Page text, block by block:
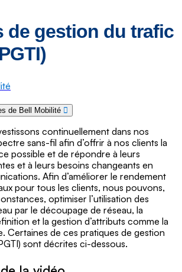
de gestion du trafic
de Bell Mobilité
continuellement dans nos
sans-fil afin d’offrir à nos clients la
possible et de répondre à leurs
et à leurs besoins changeants en
Afin d’améliorer le rendement
pour tous les clients, nous pouvons,
optimiser l’utilisation des
par le découpage de réseau, la
et la gestion d’attributs comme la
Certaines de ces pratiques de gestion
sont décrites ci-dessous.